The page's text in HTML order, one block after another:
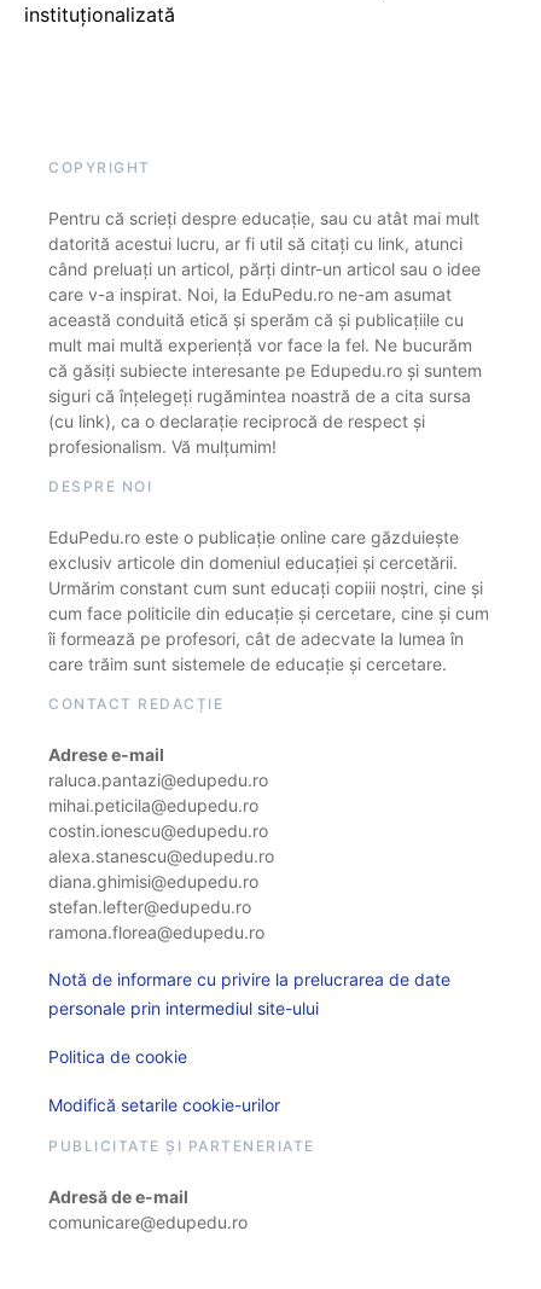
instituționalizată
COPYRIGHT
Pentru că scrieți despre educație, sau cu atât mai mult
datorită acestui lucru, ar fi util să citați cu link, atunci
când preluați un articol, părți dintr-un articol sau o idee
care v-a inspirat. Noi, la EduPedu.ro ne-am asumat
această conduită etică și sperăm că și publicațiile cu
mult mai multă experiență vor face la fel. Ne bucurăm
că găsiți subiecte interesante pe Edupedu.ro și suntem
siguri că înțelegeți rugămintea noastră de a cita sursa
(cu link), ca o declarație reciprocă de respect și
profesionalism. Vă mulțumim!
DESPRE NOI
EduPedu.ro este o publicație online care găzduiește
exclusiv articole din domeniul educației și cercetării.
Urmărim constant cum sunt educați copiii noștri, cine și
cum face politicile din educație și cercetare, cine și cum
îi formează pe profesori, cât de adecvate la lumea în
care trăim sunt sistemele de educație și cercetare.
CONTACT REDACȚIE
Adrese e-mail
raluca.pantazi@edupedu.ro
mihai.peticila@edupedu.ro
costin.ionescu@edupedu.ro
alexa.stanescu@edupedu.ro
diana.ghimisi@edupedu.ro
stefan.lefter@edupedu.ro
ramona.florea@edupedu.ro
Notă de informare cu privire la prelucrarea de date
personale prin intermediul site-ului
Politica de cookie
Modifică setarile cookie-urilor
PUBLICITATE ȘI PARTENERIATE
Adresă de e-mail
comunicare@edupedu.ro